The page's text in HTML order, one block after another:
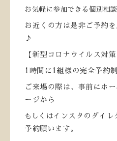
お気軽に参加できる個別相
お近くの方は是非ご予約
♪
【新型コロナウイルス対策
1 時間に 1 組様の完全予約
ご来場の際は、事前にホ
ージから
もしくは インスタのダイレ
予約願います。